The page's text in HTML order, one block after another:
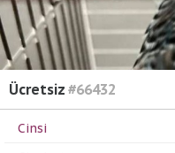
Ücretsiz #66432
Cinsi